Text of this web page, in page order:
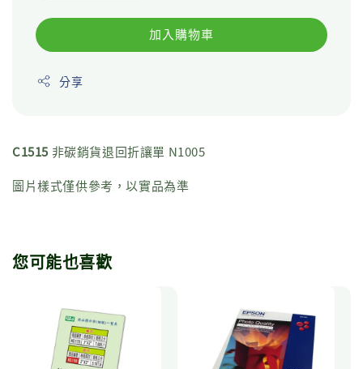
加入購物車
分享
C1515 非碳銷貨退回折讓單 N1005
圖片樣式僅供參考，以實品為準
您可能也喜歡